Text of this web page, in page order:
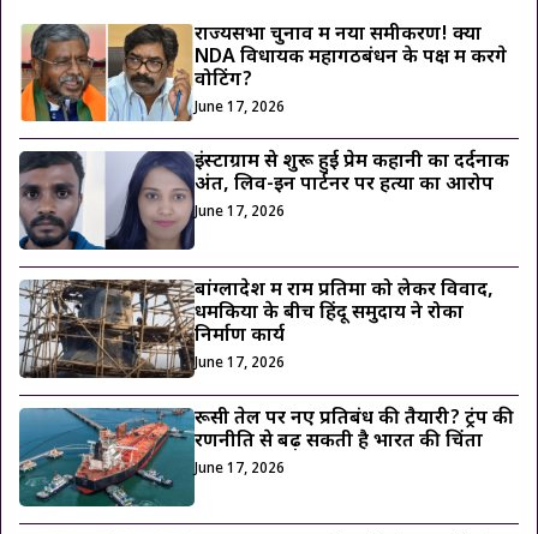
राज्यसभा चुनाव में नया समीकरण! क्या
NDA विधायक महागठबंधन के पक्ष में करेंगे
वोटिंग?
June 17, 2026
इंस्टाग्राम से शुरू हुई प्रेम कहानी का दर्दनाक
अंत, लिव-इन पार्टनर पर हत्या का आरोप
June 17, 2026
बांग्लादेश में राम प्रतिमा को लेकर विवाद,
धमकियों के बीच हिंदू समुदाय ने रोका
निर्माण कार्य
June 17, 2026
रूसी तेल पर नए प्रतिबंध की तैयारी? ट्रंप की
रणनीति से बढ़ सकती है भारत की चिंता
June 17, 2026